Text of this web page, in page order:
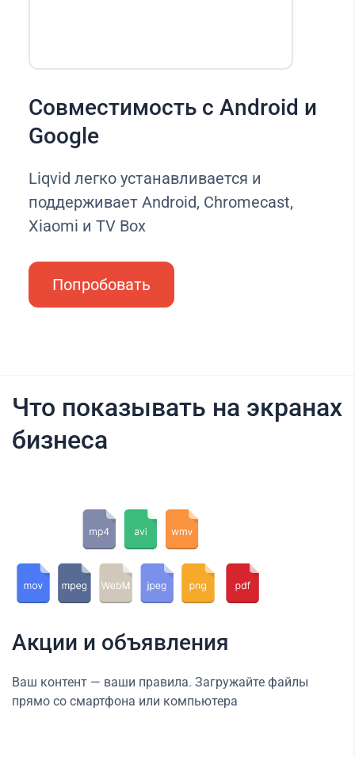
Совместимость с Android и
Google
Liqvid легко устанавливается и
поддерживает Android, Chromecast,
Xiaomi и TV Box
Попробовать
Что показывать на экранах
бизнеса
Акции и объявления
Ваш контент — ваши правила. Загружайте файлы
прямо со смартфона или компьютера